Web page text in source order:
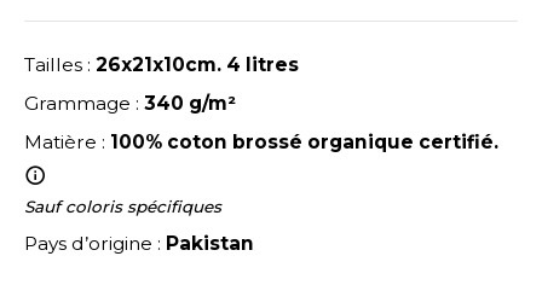
LABEL / TEAR AWAY
OF THE LOOM
OF THE LOOM VINTAGE
Tailles : 26x21x10cm. 4 litres
Grammage : 340 g/m²
Matière : 100% coton brossé organique certifié.
Sauf coloris spécifiques
Pays d’origine : Pakistan